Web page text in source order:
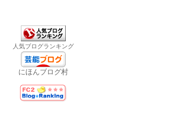
人気ブログランキング
にほんブログ村